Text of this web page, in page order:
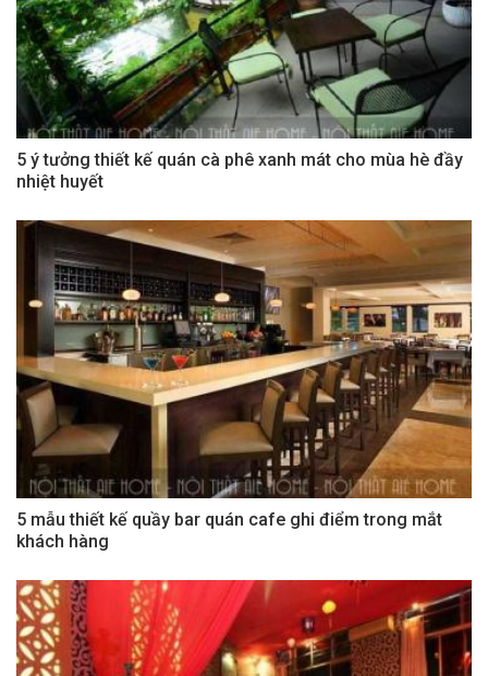
5 ý tưởng thiết kế quán cà phê xanh mát cho mùa hè đầy
nhiệt huyết
5 mẫu thiết kế quầy bar quán cafe ghi điểm trong mắt
khách hàng